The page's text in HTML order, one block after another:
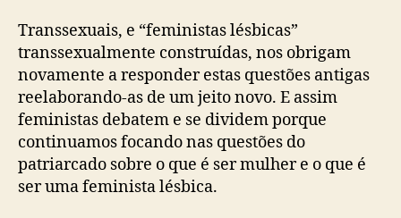
Transsexuais, e “feministas lésbicas”
transsexualmente construídas, nos obrigam
novamente a responder estas questões antigas
reelaborando-as de um jeito novo. E assim
feministas debatem e se dividem porque
continuamos focando nas questões do
patriarcado sobre o que é ser mulher e o que é
ser uma feminista lésbica.